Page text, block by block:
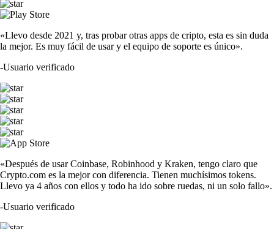
«Llevo desde 2021 y, tras probar otras apps de cripto, esta es sin duda
la mejor. Es muy fácil de usar y el equipo de soporte es único».
-Usuario verificado
«Después de usar Coinbase, Robinhood y Kraken, tengo claro que
Crypto.com es la mejor con diferencia. Tienen muchísimos tokens.
Llevo ya 4 años con ellos y todo ha ido sobre ruedas, ni un solo fallo».
-Usuario verificado